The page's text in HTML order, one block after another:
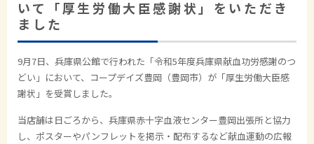
いて「厚生労働大臣感謝状」をいただき
ました
9月7日、兵庫県公館で行われた「令和5年度兵庫県献血功労感謝のつ
どい」において、コープデイズ豊岡（豊岡市）が「厚生労働大臣感
謝状」を受賞しました。
当店舗は日ごろから、兵庫県赤十字血液センター豊岡出張所と協力
し、ポスターやパンフレットを掲示・配布するなど献血運動の広報